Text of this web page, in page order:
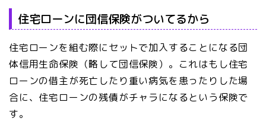
住宅ローンに団信保険がついてるから
住宅ローンを組む際にセットで加入することになる団
体信用生命保険（略して団信保険）。これはもし住宅
ローンの借主が死亡したり重い病気を患ったりした場
合に、住宅ローンの残債がチャラになるという保険で
す。